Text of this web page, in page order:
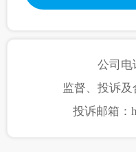
公司电
监督、投诉及
投诉邮箱：